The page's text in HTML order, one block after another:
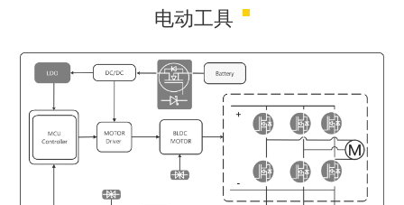
电动工具